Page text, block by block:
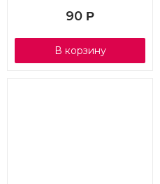
90 Р
В корзину